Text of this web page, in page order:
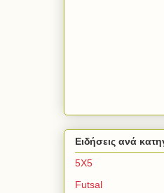
Ειδήσεις ανά
5Χ5
Futsal